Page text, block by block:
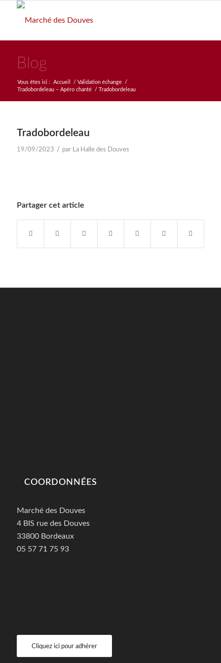
Blog
Vous êtes ici : Accueil / Validation échange
/
Tradobordeleau – Apéro chanté
/ Tradobordeleau
Tradobordeleau
19/09/2023 / par La Halle des Douves
Partager cet article
COORDONNÉES
Marché des Douves
4 BIS rue des Douves
33800 Bordeaux
05 57 71 75 93
Cliquez ici pour adhérer